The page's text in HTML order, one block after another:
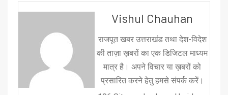
Vishul Chauhan
राजपूत खबर उत्तराखंड तथा देश-विदेश
की ताज़ा ख़बरों का एक डिजिटल माध्यम
मात्र है। अपने विचार या ख़बरों को
प्रसारित करने हेतु हमसे संपर्क करें।